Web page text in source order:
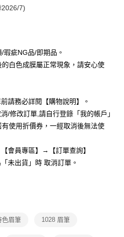
後才付款」的支付方式。 讓您購物簡單
證，即可結帳。
後付」後，將跳轉至「AFTEE先享後付」
額後，即可完成結帳。
費通知簡訊。
點擊此簡訊中的連結，可透過四大超商／
付款，方視為交易完成。
立刻繳費，但若您需要取消訂單，請聯絡
消之訂單仍視為有效，需透過AFTEE先享
款等相關疑問，請聯繫「AFTEE先享後付
support/home
個人資料，並將交易相關給付款項請求債
上)免運費
)免運費
上)免運費
)免運費
7)
瑕疵NG品/即期品。
白色成膜屬正常現象，請安心使
請務必詳閱【購物說明】。
/修改訂單,請自行登錄「我的帳戶」
使用折價券，一經取消後無法使
會員專區】→【訂單查詢】
未出貨」時 取消訂單。
色眉筆 1028 眉筆